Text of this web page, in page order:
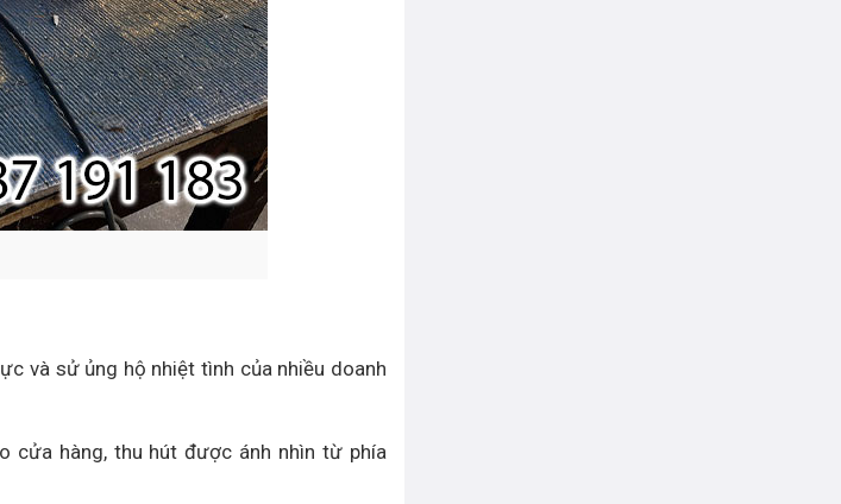
và sử ủng hộ nhiệt tình của nhiều doanh
cửa hàng, thu hút được ánh nhìn từ phía